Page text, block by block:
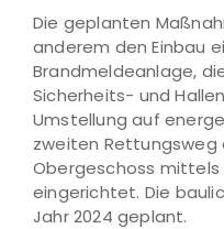
Die geplanten
anderem den Einbau
Brandmeldeanlage,
Sicherheits- und
Umstellung auf
zweiten Rettungsweg
Obergeschoss
eingerichtet. Die
Jahr 2024 geplant.